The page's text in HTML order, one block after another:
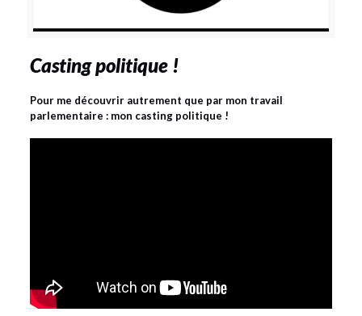
Casting politique !
Pour me découvrir autrement que par mon travail
parlementaire : mon casting politique !